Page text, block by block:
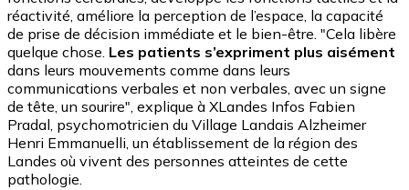
réactivité, améliore la perception de l’espace, la capacité
de prise de décision immédiate et le bien-être. "Cela libère
quelque chose. Les patients s’expriment plus aisément
dans leurs mouvements comme dans leurs
communications verbales et non verbales, avec un signe
de tête, un sourire", explique à XLandes Infos Fabien
Pradal, psychomotricien du Village Landais Alzheimer
Henri Emmanuelli, un établissement de la région des
Landes où vivent des personnes atteintes de cette
pathologie.